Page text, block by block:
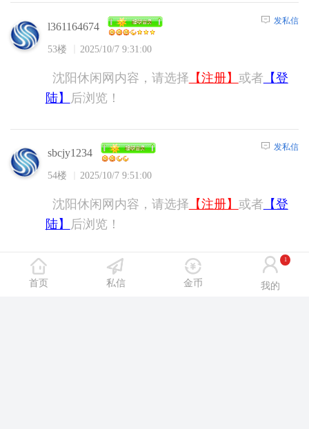
l361164674
53楼 2025/10/7 9:31:00
发私信
沈阳休闲网内容，请选择 【注册】 或者 【登
陆】
后浏览！
sbcjy1234
54楼 2025/10/7 9:51:00
发私信
沈阳休闲网内容，请选择 【注册】 或者 【登
陆】
后浏览！
delta123456 发私信
首页 私信 金币 我的
1